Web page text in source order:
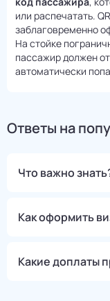
или распечатать.
заблаговременно
На стойке
пассажир должен
автоматически
Ответы на
Что важно
Как оформить
Какие доплаты